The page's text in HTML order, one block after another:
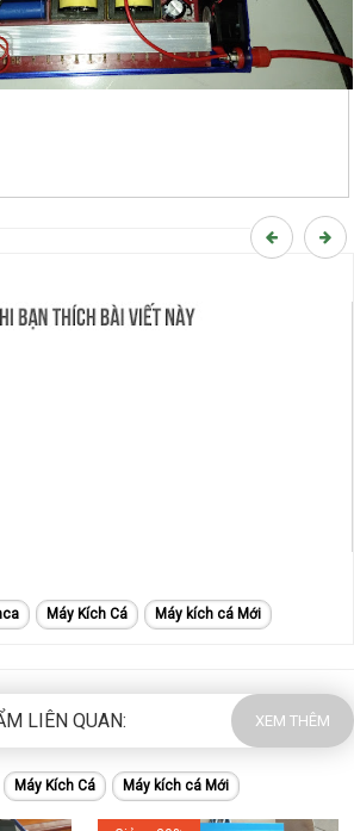
Máy Kích Cá Máy kích cá Mới
LIÊN QUAN: XEM THÊM
Máy Kích Cá Máy kích cá Mới